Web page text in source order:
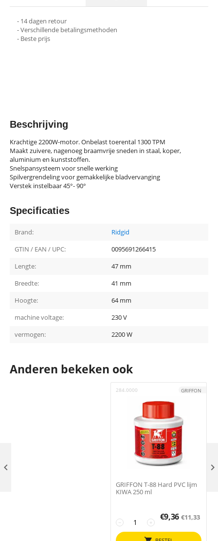
- 14 dagen retour
- Verschillende betalingsmethoden
- Beste prijs
Beschrijving
Krachtige 2200W-motor. Onbelast toerental 1300 TPM
Maakt zuivere, nagenoeg braamvrije sneden in staal, koper,
aluminium en kunststoffen.
Snelspansysteem voor snelle werking
Spilvergrendeling voor gemakkelijke bladvervanging
Verstek instelbaar 45°- 90°
Specificaties
Brand:
Ridgid
GTIN / EAN / UPC:
0095691266415
Lengte:
47 mm
Breedte:
41 mm
Hoogte:
64 mm
machine voltage:
230 V
vermogen:
2200 W
Anderen bekeken ook
284.0000 GRIFFON
GRIFFON T-88 Hard PVC lijm
KIWA 250 ml
+
−
€9,36 €11,33
 